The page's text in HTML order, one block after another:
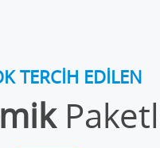
TERCİH EDİLEN